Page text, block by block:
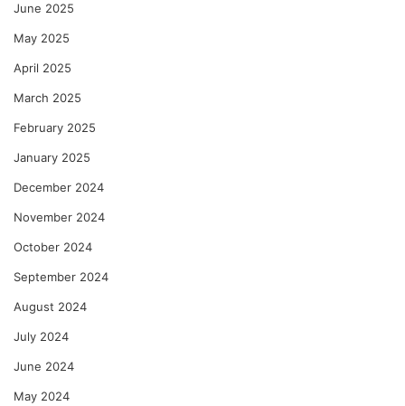
June 2025
May 2025
April 2025
March 2025
February 2025
January 2025
December 2024
November 2024
October 2024
September 2024
August 2024
July 2024
June 2024
May 2024